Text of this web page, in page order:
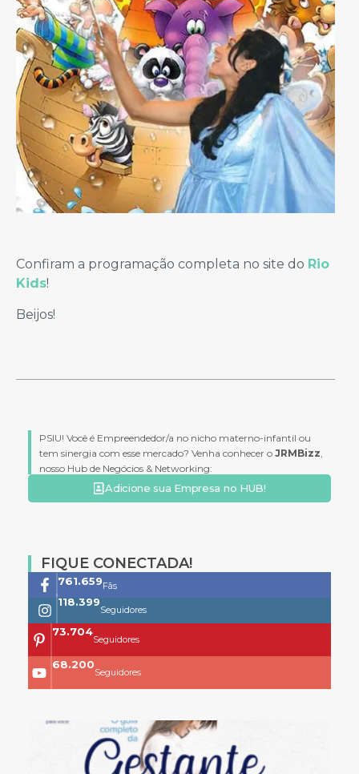
Confiram a programação completa no site do Rio
Kids!
Beijos!
PSIU! Você é Empreendedor/a no nicho materno-infantil ou
tem sinergia com esse mercado? Venha conhecer o JRMBizz
nosso Hub de Negócios & Networking:
Adicione sua Empresa no HUB!
FIQUE CONECTADA!
761.659Fãs
118.399
Seguidores
73.704
Seguidores
68.200
Seguidores